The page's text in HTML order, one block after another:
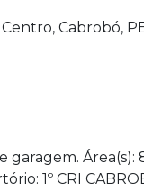
Cabrobó,
garagem.
1º CRI